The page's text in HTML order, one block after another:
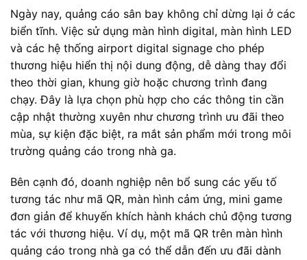
Ngày nay, quảng cáo sân bay không chỉ dừng lại ở các
biển tĩnh. Việc sử dụng màn hình digital, màn hình LED
và các hệ thống airport digital signage cho phép
thương hiệu hiển thị nội dung động, dễ dàng thay đổi
theo thời gian, khung giờ hoặc chương trình đang
chạy. Đây là lựa chọn phù hợp cho các thông tin cần
cập nhật thường xuyên như chương trình ưu đãi theo
mùa, sự kiện đặc biệt, ra mắt sản phẩm mới trong môi
trường quảng cáo trong nhà ga.
Bên cạnh đó, doanh nghiệp nên bổ sung các yếu tố
tương tác như mã QR, màn hình cảm ứng, mini game
đơn giản để khuyến khích hành khách chủ động tương
tác với thương hiệu. Ví dụ, một mã QR trên màn hình
quảng cáo trong nhà ga có thể dẫn đến ưu đãi dành